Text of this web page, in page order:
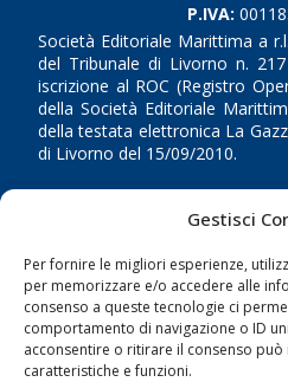
Gestisci
Per fornire le migliori esperienze,
per memorizzare e/o accedere alle
consenso a queste tecnologie ci
comportamento di navigazione o ID
acconsentire o ritirare il consenso
caratteristiche e funzioni.
P.IVA:
Società Editoriale Marittima a
del Tribunale di Livorno n.
iscrizione al ROC (Registro
della Società Editoriale
della testata elettronica La
di Livorno del 15/09/2010.
Porti/